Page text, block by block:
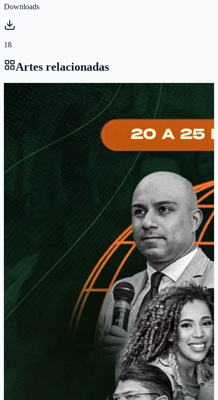
Downloads
18
Artes relacionadas